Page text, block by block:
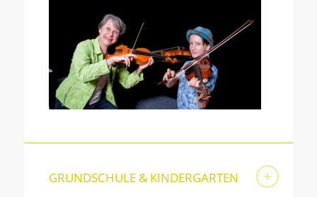
GRUNDSCHULE & KINDERGARTEN